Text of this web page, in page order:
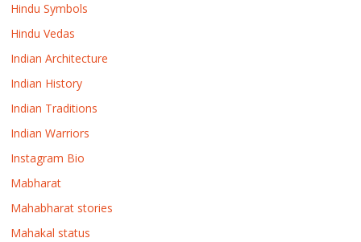
Hindu Symbols
Hindu Vedas
Indian Architecture
Indian History
Indian Traditions
Indian Warriors
Instagram Bio
Mabharat
Mahabharat stories
Mahakal status